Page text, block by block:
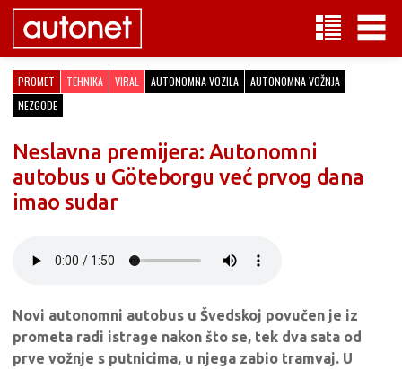
PROMET TEHNIKA VIRAL AUTONOMNA VOZILA
AUTONOMNA VOŽNJA
NEZGODE
Neslavna premijera: Autonomni
autobus u Göteborgu već prvog dana
imao sudar
Novi autonomni autobus u Švedskoj povučen je iz
prometa radi istrage nakon što se, tek dva sata od
prve vožnje s putnicima, u njega zabio tramvaj. U